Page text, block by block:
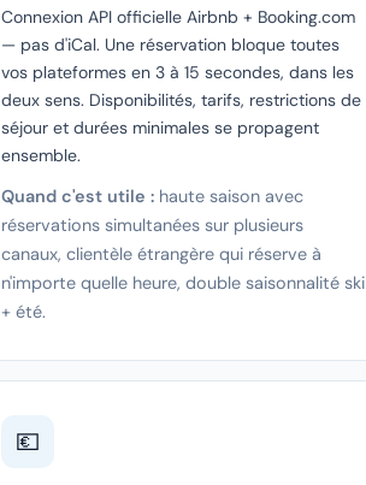
Connexion API officielle Airbnb + Booking.com
— pas d'iCal. Une réservation bloque toutes
vos plateformes en 3 à 15 secondes, dans les
deux sens. Disponibilités, tarifs, restrictions de
séjour et durées minimales se propagent
ensemble.
Quand c'est utile : haute saison avec
réservations simultanées sur plusieurs
canaux, clientèle étrangère qui réserve à
n'importe quelle heure, double saisonnalité ski
+ été.
💶